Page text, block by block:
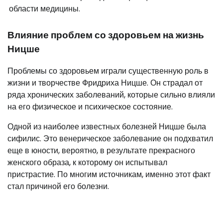
области медицины.
Влияние проблем со здоровьем на жизнь
Ницше
Проблемы со здоровьем играли существенную роль в
жизни и творчестве Фридриха Ницше. Он страдал от
ряда хронических заболеваний, которые сильно влияли
на его физическое и психическое состояние.
Одной из наиболее известных болезней Ницше была
сифилис. Это венерическое заболевание он подхватил
еще в юности, вероятно, в результате прекрасного
женского образа, к которому он испытывал
пристрастие. По многим источникам, именно этот факт
стал причиной его болезни.